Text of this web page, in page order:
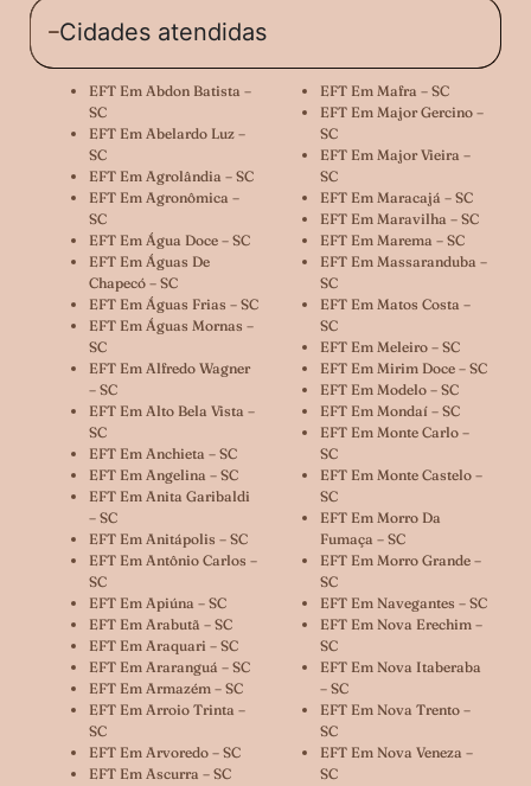
Cidades atendidas
EFT Em Abdon Batista –
SC
EFT Em Abelardo Luz –
SC
EFT Em Agrolândia – SC
EFT Em Agronômica –
SC
EFT Em Água Doce – SC
EFT Em Águas De
Chapecó – SC
EFT Em Águas Frias – SC
EFT Em Águas Mornas –
SC
EFT Em Alfredo Wagner
– SC
EFT Em Alto Bela Vista –
SC
EFT Em Anchieta – SC
EFT Em Angelina – SC
EFT Em Anita Garibaldi
– SC
EFT Em Anitápolis – SC
EFT Em Antônio Carlos –
SC
EFT Em Apiúna – SC
EFT Em Arabutã – SC
EFT Em Araquari – SC
EFT Em Araranguá – SC
EFT Em Armazém – SC
EFT Em Arroio Trinta –
SC
EFT Em Arvoredo – SC
EFT Em Ascurra – SC
EFT Em Mafra – SC
EFT Em Major Gercino –
SC
EFT Em Major Vieira –
SC
EFT Em Maracajá – SC
EFT Em Maravilha – SC
EFT Em Marema – SC
EFT Em Massaranduba –
SC
EFT Em Matos Costa –
SC
EFT Em Meleiro – SC
EFT Em Mirim Doce – SC
EFT Em Modelo – SC
EFT Em Mondaí – SC
EFT Em Monte Carlo –
SC
EFT Em Monte Castelo –
SC
EFT Em Morro Da
Fumaça – SC
EFT Em Morro Grande –
SC
EFT Em Navegantes – SC
EFT Em Nova Erechim –
SC
EFT Em Nova Itaberaba
– SC
EFT Em Nova Trento –
SC
EFT Em Nova Veneza –
SC